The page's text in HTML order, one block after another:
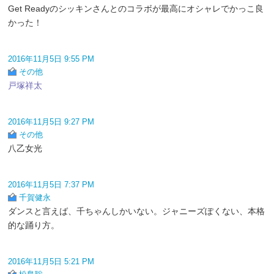
Get Readyのシッキンさんとのコラボが最高にオシャレでかっこ良
かった！
2016年11月5日 9:55 PM
その他
戸塚祥太
2016年11月5日 9:27 PM
その他
八乙女光
2016年11月5日 7:37 PM
千賀健永
ダンスと言えば、千ちゃんしかいない。ジャニーズぽくない、本格
的な踊り方。
2016年11月5日 5:21 PM